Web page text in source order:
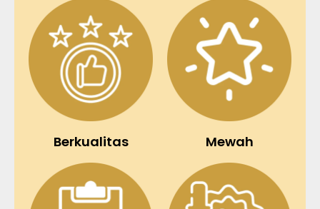
Berkualitas Mewah